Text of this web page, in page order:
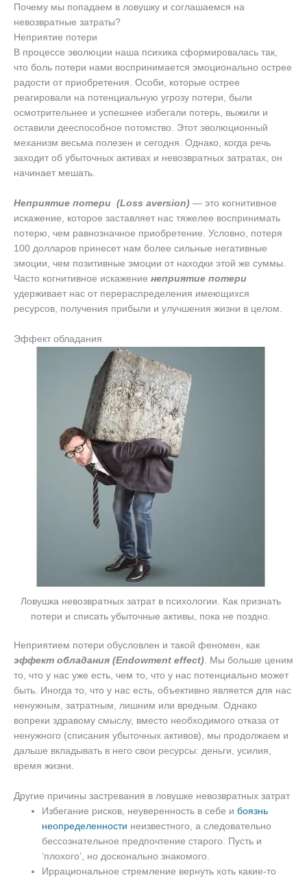
Почему мы попадаем в ловушку и соглашаемся на
невозвратные затраты?
Неприятие потери
В процессе эволюции наша психика сформировалась так,
что боль потери нами воспринимается эмоционально острее
радости от приобретения. Особи, которые острее
реагировали на потенциальную угрозу потери, были
осмотрительнее и успешнее избегали потерь, выжили и
оставили дееспособное потомство. Этот эволюционный
механизм весьма полезен и сегодня. Однако, когда речь
заходит об убыточных активах и невозвратных затратах, он
начинает мешать.
Неприятие потери (Loss aversion) — это когнитивное
искажение, которое заставляет нас тяжелее воспринимать
потерю, чем равнозначное приобретение. Условно, потеря
100 долларов принесет нам более сильные негативные
эмоции, чем позитивные эмоции от находки этой же суммы.
Часто когнитивное искажение неприятие потери
удерживает нас от перераспределения имеющихся
ресурсов, получения прибыли и улучшения жизни в целом.
Эффект обладания
Ловушка невозвратных затрат в психологии. Как признать
потери и списать убыточные активы, пока не поздно.
Неприятием потери обусловлен и такой феномен, как
эффект обладания (Endowment effect). Мы больше ценим
то, что у нас уже есть, чем то, что у нас потенциально может
быть. Иногда то, что у нас есть, объективно является для нас
ненужным, затратным, лишним или вредным. Однако
вопреки здравому смыслу, вместо необходимого отказа от
ненужного (списания убыточных активов), мы продолжаем и
дальше вкладывать в него свои ресурсы: деньги, усилия,
время жизни.
Другие причины застревания в ловушке невозвратных затрат
Избегание рисков, неуверенность в себе ибоязнь
неопределенности неизвестного, а следовательно
бессознательное предпочтение старого. Пусть и
‘плохого’, но досконально знакомого.
Иррациональное стремление вернуть хоть какие-то